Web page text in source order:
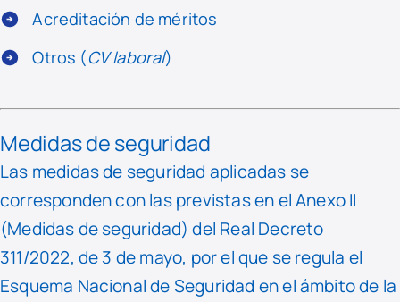
Acreditación de méritos
Otros (CV laboral)
Medidas de seguridad
Las medidas de seguridad aplicadas se
corresponden con las previstas en el Anexo II
(Medidas de seguridad) del Real Decreto
311/2022, de 3 de mayo, por el que se regula el
Esquema Nacional de Seguridad en el ámbito de la